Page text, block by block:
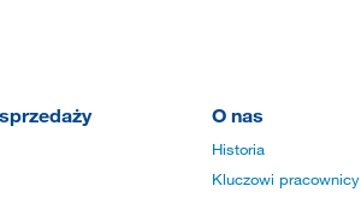
O nas
Historia
Kluczowi pracownicy